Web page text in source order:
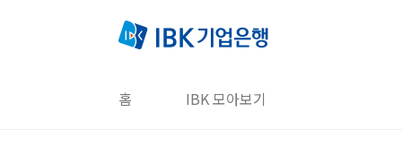
홈 IBK 모아보기